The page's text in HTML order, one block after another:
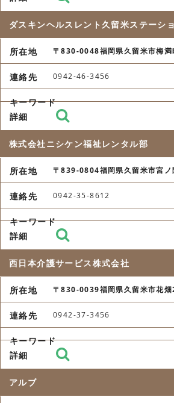
ダスキンヘルスレント久留米ステーシ
〒830-0048福岡県久留米市梅
0942-46-3456
株式会社ニシケン福祉レンタル部
〒839-0804福岡県久留米市宮ノ
0942-35-8612
西日本介護サービス株式会社
〒830-0039福岡県久留米市花
0942-37-3456
アルブ